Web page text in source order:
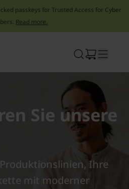
passkeys for Trusted Access for Cyber
Read more.
Sie unsere
Ihre
mit moderner